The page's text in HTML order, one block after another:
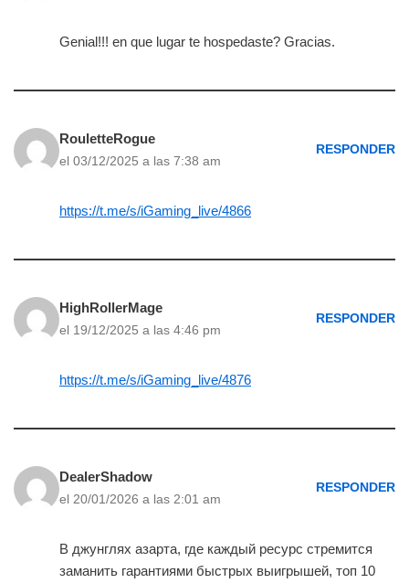
Genial!!! en que lugar te hospedaste? Gracias.
RouletteRogue
el 03/12/2025 a las 7:38 am
RESPONDER
https://t.me/s/iGaming_live/4866
HighRollerMage
el 19/12/2025 a las 4:46 pm
RESPONDER
https://t.me/s/iGaming_live/4876
DealerShadow
el 20/01/2026 a las 2:01 am
RESPONDER
В джунглях азарта, где каждый ресурс стремится
заманить гарантиями быстрых выигрышей, топ 10